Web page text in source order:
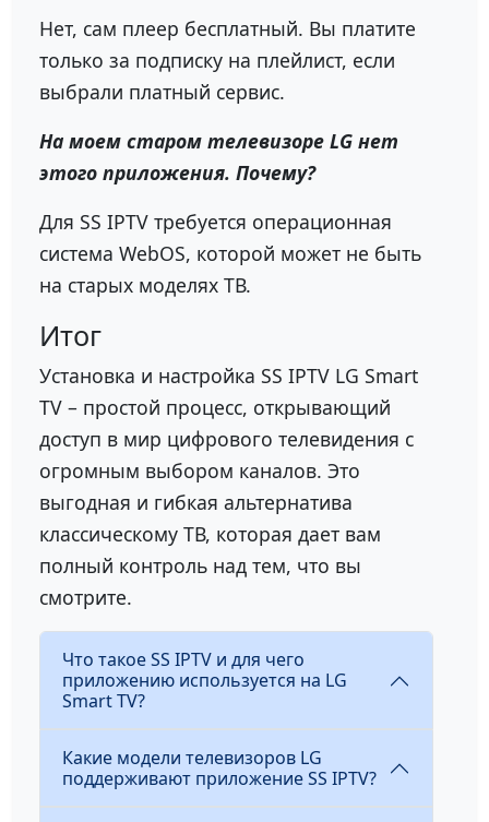
Нет, сам плеер бесплатный. Вы платите
только за подписку на плейлист, если
выбрали платный сервис.
На моем старом телевизоре LG нет
этого приложения. Почему?
Для SS IPTV требуется операционная
система WebOS, которой может не быть
на старых моделях ТВ.
Итог
Установка и настройка SS IPTV LG Smart
TV – простой процесс, открывающий
доступ в мир цифрового телевидения с
огромным выбором каналов. Это
выгодная и гибкая альтернатива
классическому ТВ, которая дает вам
полный контроль над тем, что вы
смотрите.
Что такое SS IPTV и для чего
приложению используется на LG
Smart TV?
Какие модели телевизоров LG
поддерживают приложение SS IPTV?